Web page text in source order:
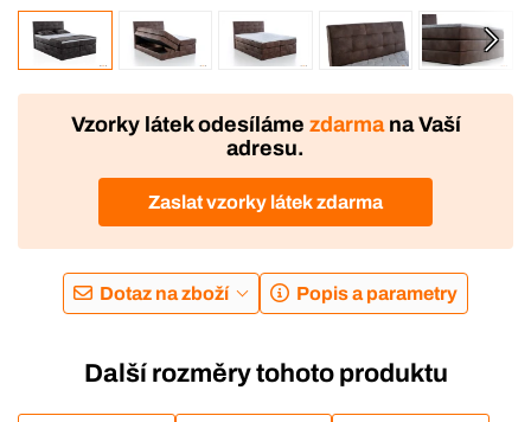
VÝROBA
DOPRAVA ZDARMA
Vzorky látek odesíláme zdarmana Vaší
adresu.
Zaslat vzorky látek zdarma
Dotaz na zboží Popis a parametry
Další rozměry tohoto produktu